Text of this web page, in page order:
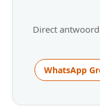
Direct
WhatsApp